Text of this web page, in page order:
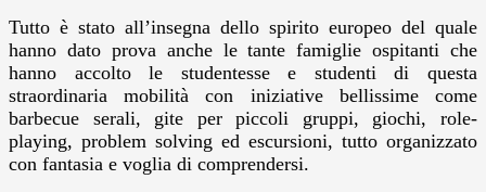
Tutto è stato all’insegna dello spirito europeo del quale
hanno dato prova anche le tante famiglie ospitanti che
hanno accolto le studentesse e studenti di questa
straordinaria mobilità con iniziative bellissime come
barbecue serali, gite per piccoli gruppi, giochi, role-
playing, problem solving ed escursioni, tutto organizzato
con fantasia e voglia di comprendersi.